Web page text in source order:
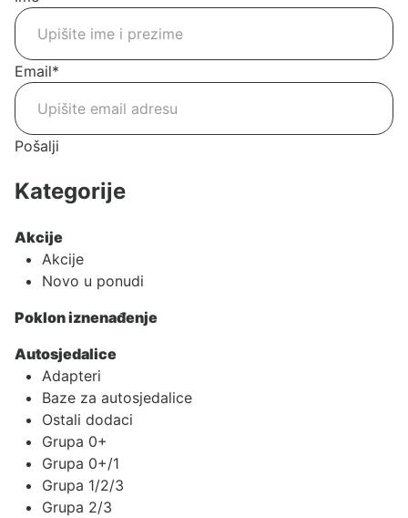
Email*
Pošalji
Kategorije
Akcije
Akcije
Novo u ponudi
Poklon iznenađenje
Autosjedalice
Adapteri
Baze za autosjedalice
Ostali dodaci
Grupa 0+
Grupa 0+/1
Grupa 1/2/3
Grupa 2/3